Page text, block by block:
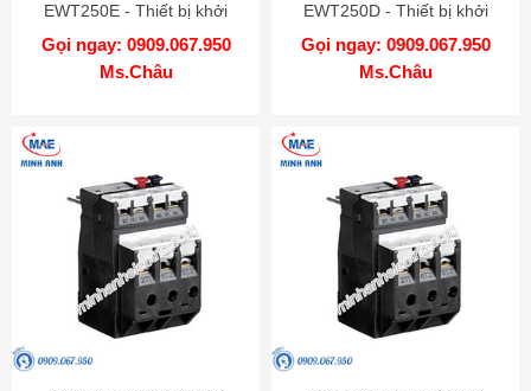
EWT250E - Thiết bị khởi
động từ
Gọi ngay: 0909.067.950
Ms.Châu
EWT250D - Thiết bị khởi
động từ
Gọi ngay: 0909.067.950
Ms.Châu